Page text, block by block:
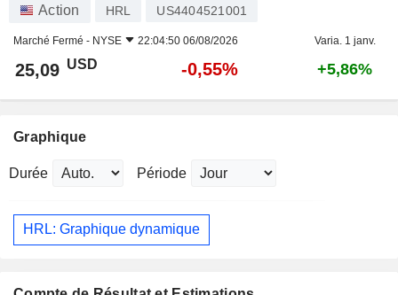
Action HRL US4404521001
Marché Fermé - NYSE 22:04:50 06/08/2026 Varia. 1 janv.
25,09 USD -0,55% +5,86%
Graphique
Durée Période
HRL: Graphique dynamique